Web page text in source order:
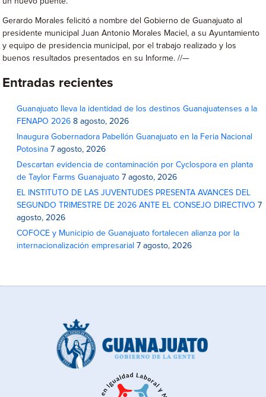
Gerardo Morales felicitó a nombre del Gobierno de Guanajuato al
presidente municipal Juan Antonio Morales Maciel, a su Ayuntamiento
y equipo de presidencia municipal, por el trabajo realizado y los
buenos resultados presentados en su Informe. //—
Entradas recientes
Guanajuato lleva la identidad de los destinos Guanajuatenses a la
FENAPO 2026 8 agosto, 2026
Inaugura Gobernadora Pabellón Guanajuato en la Feria Nacional
Potosina 7 agosto, 2026
Descartan evidencia de contaminación por Cyclospora en planta
de Taylor Farms Guanajuato 7 agosto, 2026
EL INSTITUTO DE LAS JUVENTUDES PRESENTA AVANCES DEL
SEGUNDO TRIMESTRE DE 2026 ANTE EL CONSEJO DIRECTIVO 7
agosto, 2026
COFOCE y Municipio de Guanajuato fortalecen alianza por la
internacionalización empresarial 7 agosto, 2026